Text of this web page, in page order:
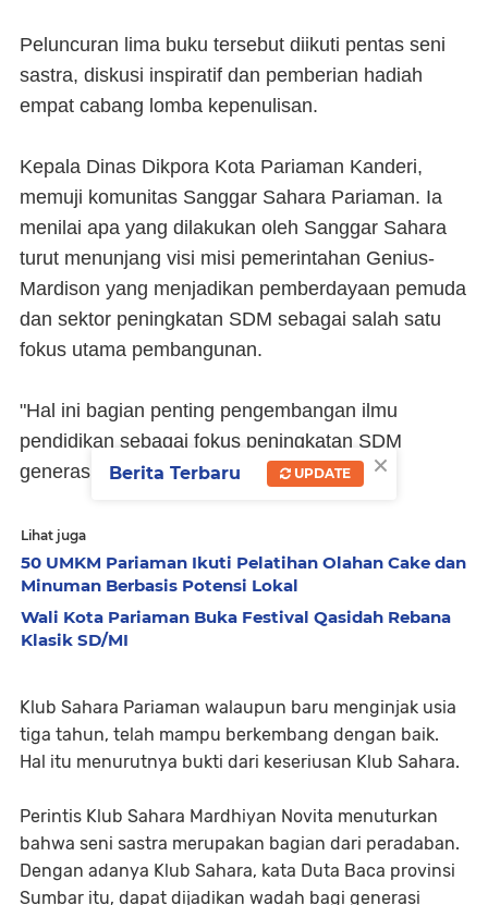
Peluncuran lima buku tersebut diikuti pentas seni
sastra, diskusi inspiratif dan pemberian hadiah
empat cabang lomba kepenulisan.
Kepala Dinas Dikpora Kota Pariaman Kanderi,
memuji komunitas Sanggar Sahara Pariaman. Ia
menilai apa yang dilakukan oleh Sanggar Sahara
turut menunjang visi misi pemerintahan Genius-
Mardison yang menjadikan pemberdayaan pemuda
dan sektor peningkatan SDM sebagai salah satu
fokus utama pembangunan.
"Hal ini bagian penting pengembangan ilmu
pendidikan sebagai fokus peningkatan SDM
generasi muda," ujar Kanderi.
Lihat juga
50 UMKM Pariaman Ikuti Pelatihan Olahan Cake dan
Minuman Berbasis Potensi Lokal
Wali Kota Pariaman Buka Festival Qasidah Rebana
Klasik SD/MI
Klub Sahara Pariaman walaupun baru menginjak usia
tiga tahun, telah mampu berkembang dengan baik.
Hal itu menurutnya bukti dari keseriusan Klub Sahara.
Perintis Klub Sahara Mardhiyan Novita menuturkan
bahwa seni sastra merupakan bagian dari peradaban.
Dengan adanya Klub Sahara, kata Duta Baca provinsi
Sumbar itu, dapat dijadikan wadah bagi generasi
×
Berita Terbaru UPDATE